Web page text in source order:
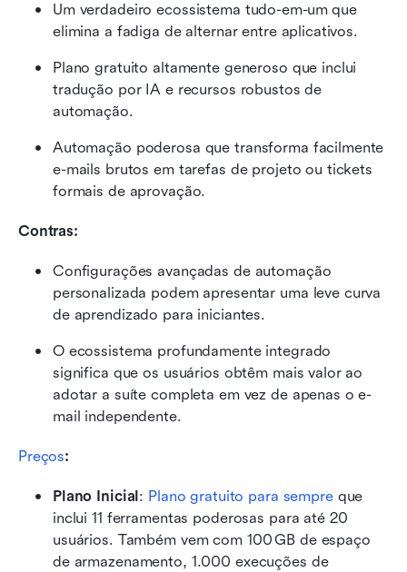
Um verdadeiro ecossistema tudo-em-um que
elimina a fadiga de alternar entre aplicativos.
Plano gratuito altamente generoso que inclui
tradução por IA e recursos robustos de
automação.
Automação poderosa que transforma facilmente
e-mails brutos em tarefas de projeto ou tickets
formais de aprovação.
Contras:
Configurações avançadas de automação
personalizada podem apresentar uma leve curva
de aprendizado para iniciantes.
O ecossistema profundamente integrado
significa que os usuários obtêm mais valor ao
adotar a suíte completa em vez de apenas o e-
mail independente.
Preços:
Plano Inicial : Plano gratuito para sempre que
inclui 11 ferramentas poderosas para até 20
usuários. Também vem com 100 GB de espaço
de armazenamento, 1.000 execuções de